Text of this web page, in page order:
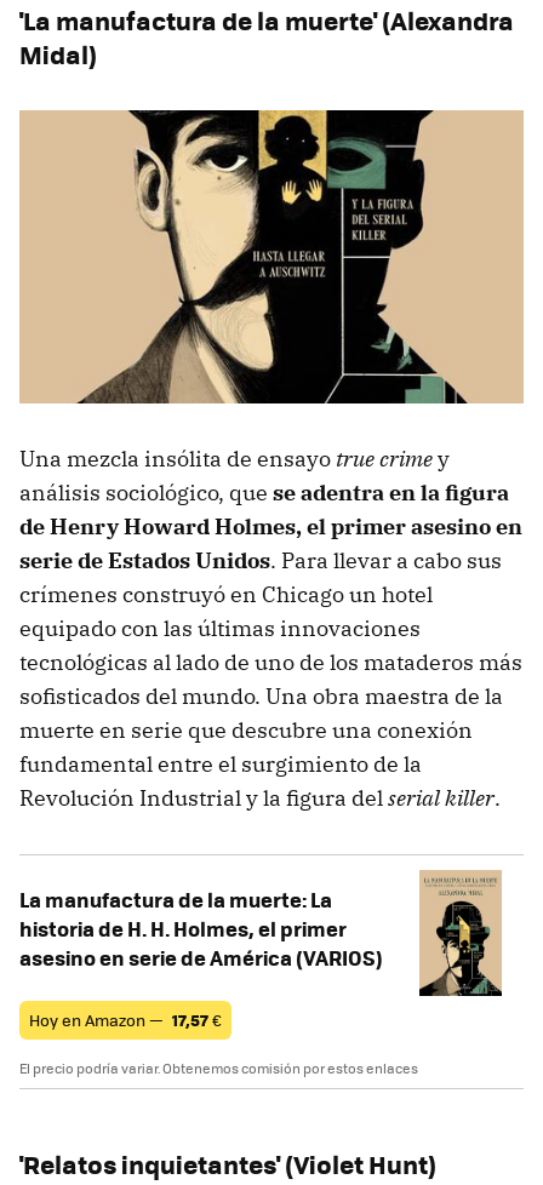
'La manufactura de la muerte' (Alexandra
Midal)
Una mezcla insólita de ensayo true crimey
análisis sociológico, que se adentra en la figura
de Henry Howard Holmes, el primer asesino en
serie de Estados Unidos. Para llevar a cabo sus
crímenes construyó en Chicago un hotel
equipado con las últimas innovaciones
tecnológicas al lado de uno de los mataderos más
sofisticados del mundo. Una obra maestra de la
muerte en serie que descubre una conexión
fundamental entre el surgimiento de la
Revolución Industrial y la figura delserial killer.
La manufactura de la muerte: La
historia de H. H. Holmes, el primer
asesino en serie de América (VARIOS)
Hoy en Amazon — 17,57€
El precio podría variar. Obtenemos comisión por estos enlaces
'Relatos inquietantes' (Violet Hunt)